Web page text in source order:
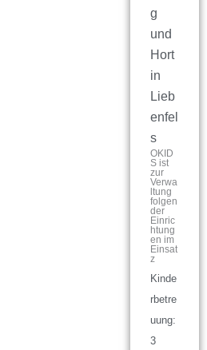
g
und
Hort
in
Lieb
enfel
s
OKID
S ist
zur
Verwa
ltung
folgen
der
Einric
htung
en im
Einsat
z
Kinde
rbetre
uung:
3